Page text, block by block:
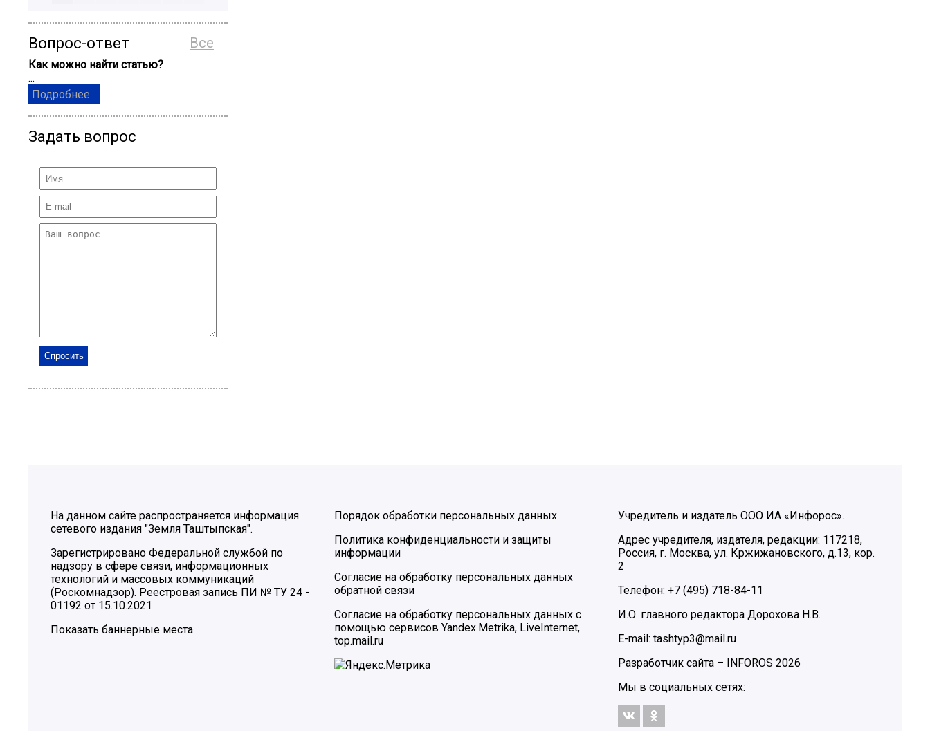
Все
Вопрос-ответ
Как можно найти статью?
...
Подробнее...
Задать вопрос
На данном сайте распространяется информация
сетевого издания "Земля Таштыпская".
Зарегистрировано Федеральной службой по
надзору в сфере связи, информационных
технологий и массовых коммуникаций
(Роскомнадзор). Реестровая запись ПИ № ТУ 24 -
01192 от 15.10.2021
Показать баннерные места
Порядок обработки персональных данных
Политика конфиденциальности и защиты
информации
Согласие на обработку персональных данных
обратной связи
Согласие на обработку персональных данных с
помощью сервисов Yandex.Metrika, LiveInternet,
top.mail.ru
Учредитель и издатель ООО ИА «Инфорос».
Адрес учредителя, издателя, редакции: 117218,
Россия, г. Москва, ул. Кржижановского, д.13, кор.
2
Телефон: +7 (495) 718-84-11
И.О. главного редактора Дорохова Н.В.
E-mail: tashtyp3@mail.ru
Разработчик сайта – INFOROS 2026
Мы в социальных сетях: